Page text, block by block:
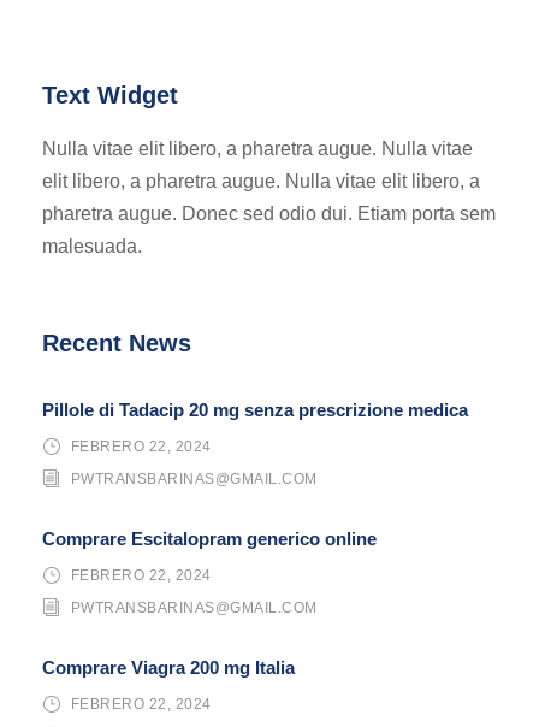
Text Widget
Nulla vitae elit libero, a pharetra augue. Nulla vitae
elit libero, a pharetra augue. Nulla vitae elit libero, a
pharetra augue. Donec sed odio dui. Etiam porta sem
malesuada.
Recent News
Pillole di Tadacip 20 mg senza prescrizione medica
FEBRERO 22, 2024
PWTRANSBARINAS@GMAIL.COM
Comprare Escitalopram generico online
FEBRERO 22, 2024
PWTRANSBARINAS@GMAIL.COM
Comprare Viagra 200 mg Italia
FEBRERO 22, 2024